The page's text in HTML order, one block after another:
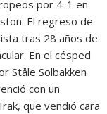
por 4-1 en
El regreso de
tras 28 años de
En el césped
Ståle Solbakken
con un
que vendió cara